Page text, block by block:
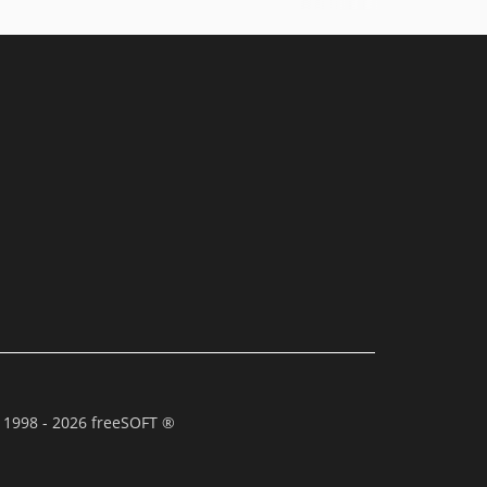
- 2026 freeSOFT ®